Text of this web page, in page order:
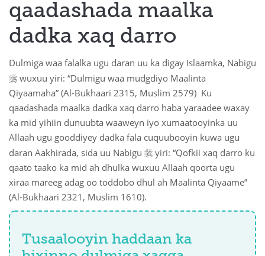
qaadashada maalka
dadka xaq darro
Dulmiga waa falalka ugu daran uu ka digay Islaamka, Nabigu
 wuxuu yiri: “Dulmigu waa mudgdiyo Maalinta
Qiyaamaha” (Al-Bukhaari 2315, Muslim 2579) Ku
qaadashada maalka dadka xaq darro haba yaraadee waxay
ka mid yihiin dunuubta waaweyn iyo xumaatooyinka uu
Allaah ugu gooddiyey dadka fala cuquubooyin kuwa ugu
daran Aakhirada, sida uu Nabigu  yiri: “Qofkii xaq darro ku
qaato taako ka mid ah dhulka wuxuu Allaah qoorta ugu
xiraa mareeg adag oo toddobo dhul ah Maalinta Qiyaame”
(Al-Bukhaari 2321, Muslim 1610).
Tusaalooyin haddaan ka